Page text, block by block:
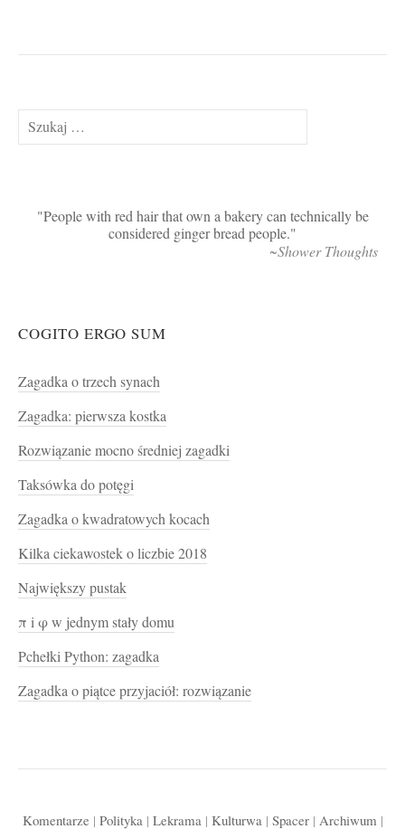
Szukaj:
People with red hair that own a bakery can technically be
considered ginger bread people.
~Shower Thoughts
COGITO ERGO SUM
Zagadka o trzech synach
Zagadka: pierwsza kostka
Rozwiązanie mocno średniej zagadki
Taksówka do potęgi
Zagadka o kwadratowych kocach
Kilka ciekawostek o liczbie 2018
Największy pustak
π i φ w jednym stały domu
Pchełki Python: zagadka
Zagadka o piątce przyjaciół: rozwiązanie
Komentarze | Polityka | Lekrama | Kulturwa | Spacer| Archiwum |